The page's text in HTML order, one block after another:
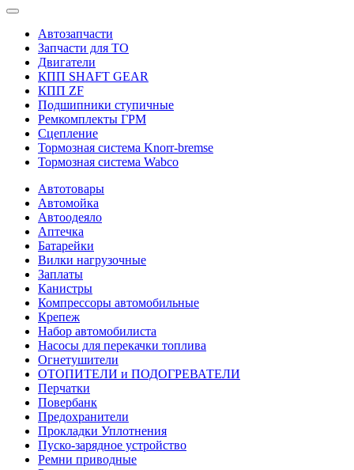
Автозапчасти
Запчасти для ТО
Двигатели
КПП SHAFT GEAR
КПП ZF
Подшипники ступичные
Ремкомплекты ГРМ
Сцепление
Тормозная система Knorr-bremse
Тормозная система Wabco
Автотовары
Автомойка
Автоодеяло
Аптечка
Батарейки
Вилки нагрузочные
Заплаты
Канистры
Компрессоры автомобильные
Крепеж
Набор автомобилиста
Насосы для перекачки топлива
Огнетушители
ОТОПИТЕЛИ и ПОДОГРЕВАТЕЛИ
Перчатки
Повербанк
Предохранители
Прокладки Уплотнения
Пуско-зарядное устройство
Ремни приводные